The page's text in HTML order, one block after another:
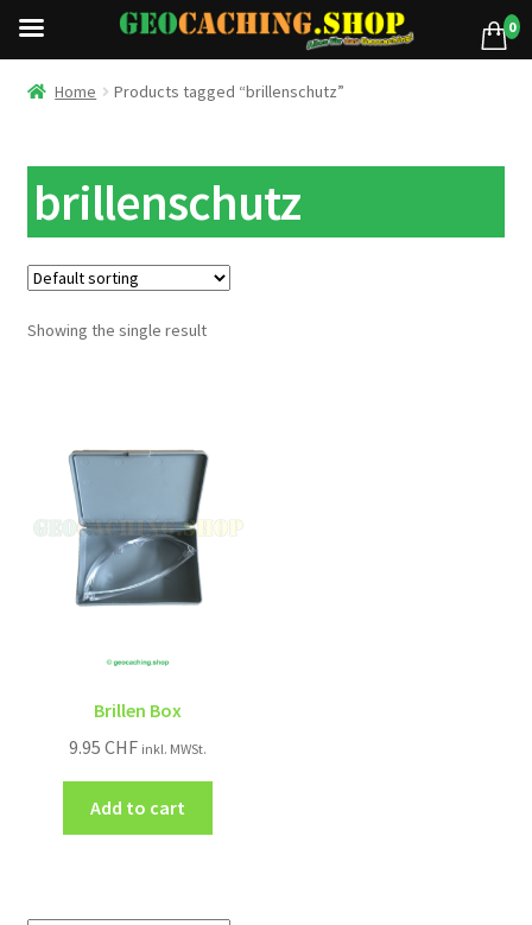
Home Products tagged “brillenschutz”
brillenschutz
Showing the single result
Brillen Box
9.95CHF inkl. MWSt.
Add to cart
0